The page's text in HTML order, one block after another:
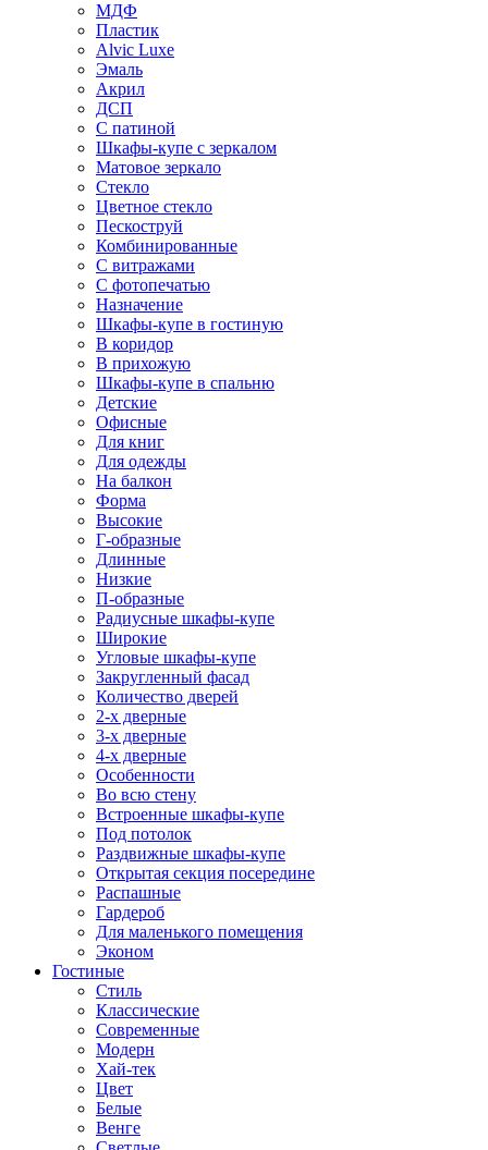
МДФ
Пластик
Alvic Luxe
Эмаль
Акрил
ДСП
С патиной
Шкафы-купе с зеркалом
Матовое зеркало
Стекло
Цветное стекло
Пескоструй
Комбинированные
С витражами
С фотопечатью
Назначение
Шкафы-купе в гостиную
В коридор
В прихожую
Шкафы-купе в спальню
Детские
Офисные
Для книг
Для одежды
На балкон
Форма
Высокие
Г-образные
Длинные
Низкие
П-образные
Радиусные шкафы-купе
Широкие
Угловые шкафы-купе
Закругленный фасад
Количество дверей
2-х дверные
3-х дверные
4-х дверные
Особенности
Во всю стену
Встроенные шкафы-купе
Под потолок
Раздвижные шкафы-купе
Открытая секция посередине
Распашные
Гардероб
Для маленького помещения
Эконом
Гостиные
Стиль
Классические
Современные
Модерн
Хай-тек
Цвет
Белые
Венге